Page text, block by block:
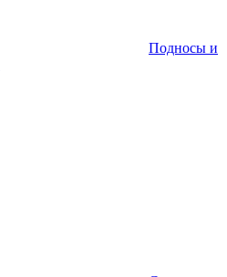
Подносы и